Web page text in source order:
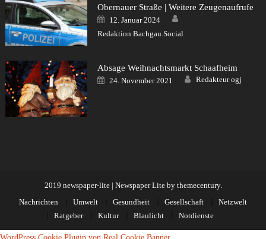
Obernauer Straße | Weitere Zeugenaufrufe
Posted
on
12. Januar 2024
Redaktion Bachgau.Social
Absage Weihnachtsmarkt Schaafheim
Posted
on
24. November 2021 Author
Redakteur ogj
2019 newspaper-lite | Newspaper Lite by themecentury.
Nachrichten
Umwelt Gesundheit Gesellschaft
Netzwelt
Ratgeber
Kultur Blaulicht Notdienste